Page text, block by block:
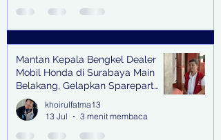
Mantan Kepala Bengkel Dealer
Mobil Honda di Surabaya Main
Belakang, Gelapkan Sparepart
Senilai Rp 1,9 Miliar
khoirulfatma13
13 Jul
3 menit membaca